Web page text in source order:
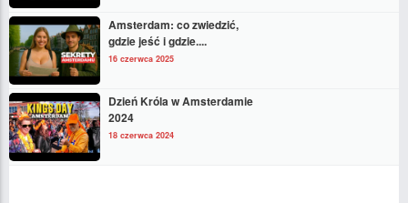
Amsterdam: co zwiedzić,
gdzie jeść i gdzie....
16 czerwca 2025
Dzień Króla w Amsterdamie
2024
18 czerwca 2024